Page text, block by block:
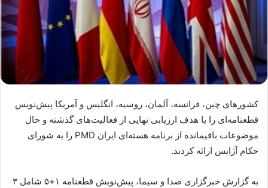
کشورهای چین، فرانسه، آلمان، روسیه، انگلیس و آمریکا پیش‌نویس
قطعنامه‌ای را با هدف ارزیابی نهایی از فعالیت‌های گذشته و حال
موضوعات باقیمانده از برنامه هسته‌ای ایران PMD را به شورای
حکام آژانس ارائه کردند.
به گزارش خبرگزاری صدا و سیما، پیش‌نویش قطعنامه ۱+۵ شامل ۳